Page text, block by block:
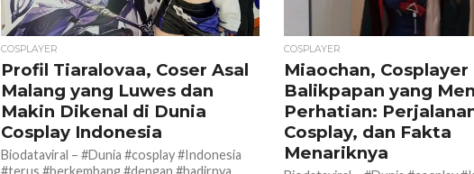
COSPLAYER
Profil Tiaralovaa, Coser Asal
Malang yang Luwes dan
Makin Dikenal di Dunia
Cosplay Indonesia
Biodataviral – #Dunia #cosplay #Indonesia
COSPLAYER
Miaochan, Cosplayer
Balikpapan yang
Perhatian:
Cosplay, dan Fakta
Menariknya